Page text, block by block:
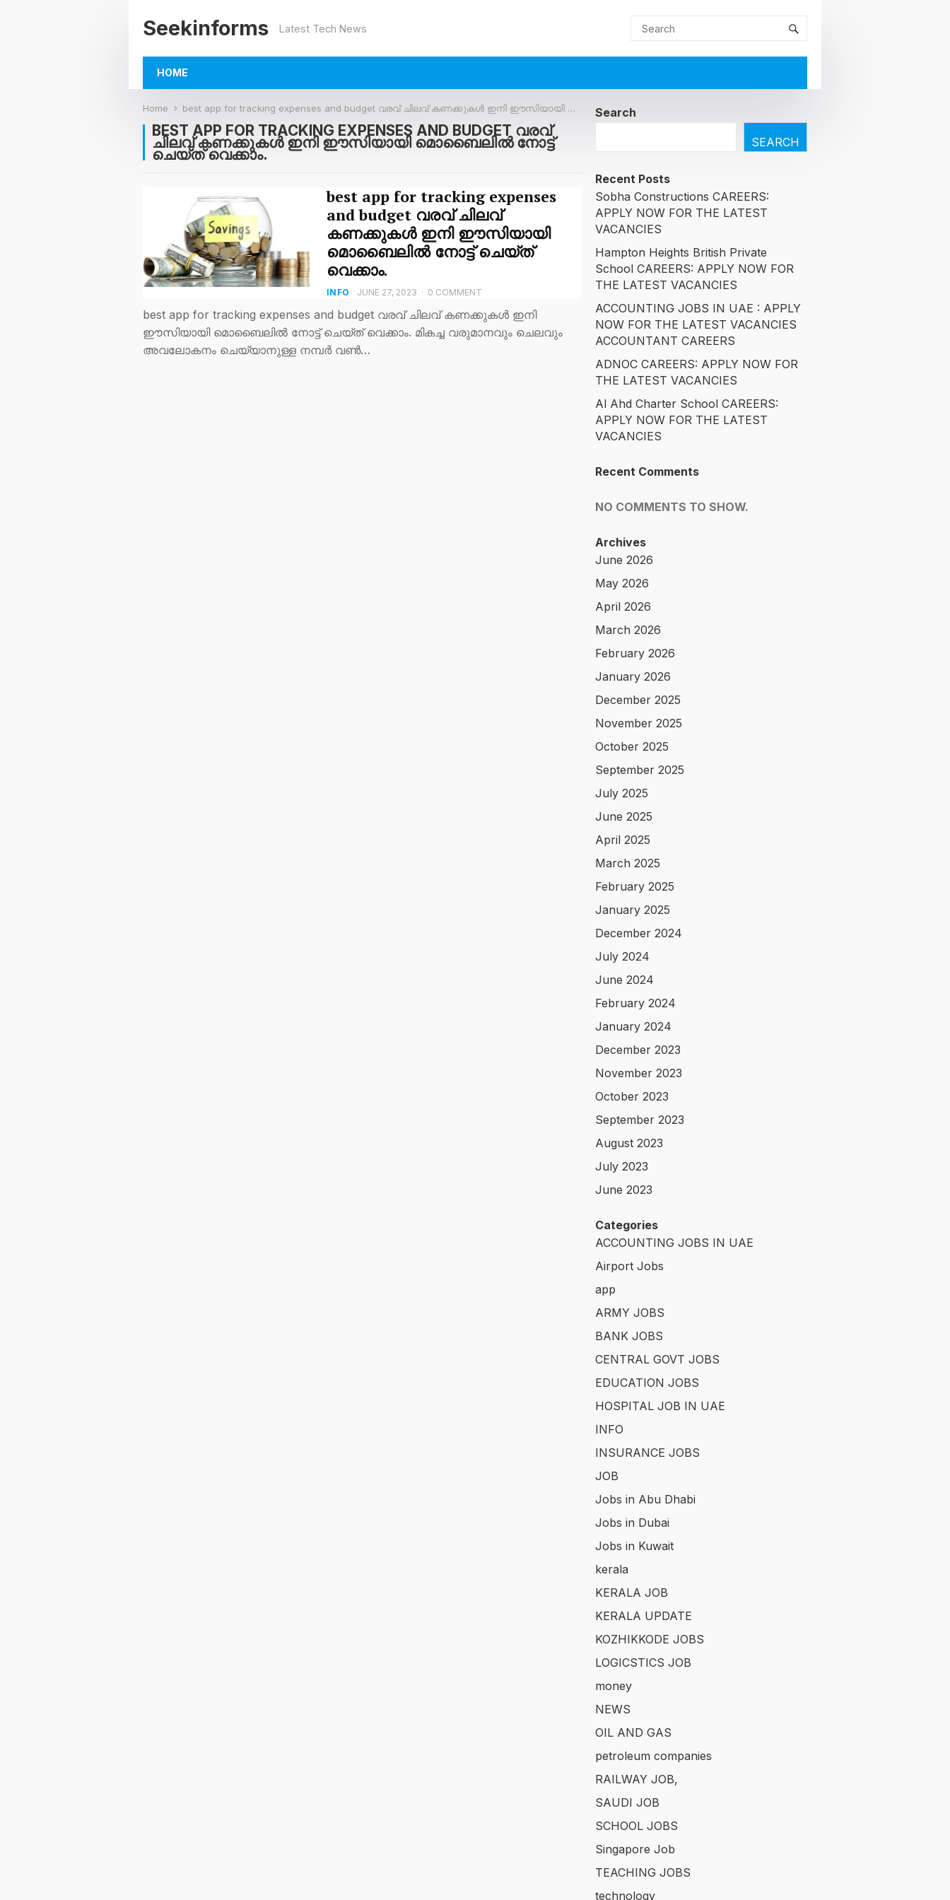
Seekinforms Latest Tech News
HOME
Home best app for tracking expenses and budget വരവ് ചിലവ് കണക്കുകൾ ഇനി ഈസിയായി മൊബൈലിൽ നോട്ട് ചെയ്‌ത് വെക്കാം.
BEST APP FOR TRACKING EXPENSES AND BUDGET വരവ്
ചിലവ് കണക്കുകൾ ഇനി ഈസിയായി മൊബൈലിൽ നോട്ട്
ചെയ്‌ത് വെക്കാം.
best app for tracking expenses
and budget വരവ് ചിലവ്
കണക്കുകൾ ഇനി ഈസിയായി
മൊബൈലിൽ നോട്ട് ചെയ്‌ത്
വെക്കാം.
INFO JUNE 27, 2023 · 0 COMMENT
best app for tracking expenses and budget വരവ് ചിലവ് കണക്കുകൾ ഇനി
ഈസിയായി മൊബൈലിൽ നോട്ട് ചെയ്‌ത് വെക്കാം. മികച്ച വരുമാനവും ചെലവും
അവലോകനം ചെയ്യാനുള്ള നമ്പർ വൺ…
Search
SEARCH
Recent Posts
Sobha Constructions CAREERS:
APPLY NOW FOR THE LATEST
VACANCIES
Hampton Heights British Private
School CAREERS: APPLY NOW FOR
THE LATEST VACANCIES
ACCOUNTING JOBS IN UAE : APPLY
NOW FOR THE LATEST VACANCIES
ACCOUNTANT CAREERS
ADNOC CAREERS: APPLY NOW FOR
THE LATEST VACANCIES
Al Ahd Charter School CAREERS:
APPLY NOW FOR THE LATEST
VACANCIES
Recent Comments
NO COMMENTS TO SHOW.
Archives
June 2026
May 2026
April 2026
March 2026
February 2026
January 2026
December 2025
November 2025
October 2025
September 2025
July 2025
June 2025
April 2025
March 2025
February 2025
January 2025
December 2024
July 2024
June 2024
February 2024
January 2024
December 2023
November 2023
October 2023
September 2023
August 2023
July 2023
June 2023
Categories
ACCOUNTING JOBS IN UAE
Airport Jobs
app
ARMY JOBS
BANK JOBS
CENTRAL GOVT JOBS
EDUCATION JOBS
HOSPITAL JOB IN UAE
INFO
INSURANCE JOBS
JOB
Jobs in Abu Dhabi
Jobs in Dubai
Jobs in Kuwait
kerala
KERALA JOB
KERALA UPDATE
KOZHIKKODE JOBS
LOGICSTICS JOB
money
NEWS
OIL AND GAS
petroleum companies
RAILWAY JOB,
SAUDI JOB
SCHOOL JOBS
Singapore Job
TEACHING JOBS
technology